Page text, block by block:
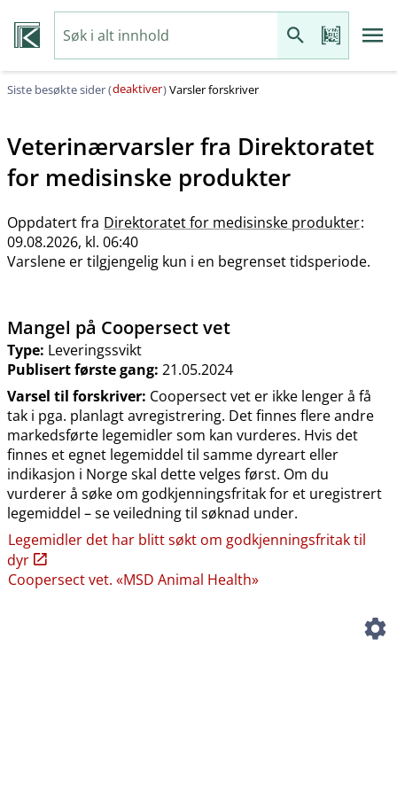
Siste besøkte sider (deaktiver)Varsler forskriver
Veterinærvarsler fra Direktoratet
for medisinske produkter
Oppdatert fra Direktoratet for medisinske produkter:
09.08.2026, kl. 06:40
Varslene er tilgjengelig kun i en begrenset tidsperiode.
Mangel på Coopersect vet
Type: Leveringssvikt
Publisert første gang: 21.05.2024
Varsel til forskriver: Coopersect vet er ikke lenger å få
tak i pga. planlagt avregistrering. Det finnes flere andre
markedsførte legemidler som kan vurderes. Hvis det
finnes et egnet legemiddel til samme dyreart eller
indikasjon i Norge skal dette velges først. Om du
vurderer å søke om godkjenningsfritak for et uregistrert
legemiddel – se veiledning til søknad under.
Legemidler det har blitt søkt om godkjenningsfritak til
dyr
Coopersect vet. «MSD Animal Health»